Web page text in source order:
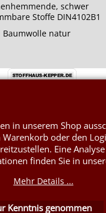
schwer
Stoffe DIN4102B1
Baumwolle natur
erstellt mit ShopFactory Shop Software.
in unserem Shop
oder den
Eine
finden Sie in
Mehr Details ...
Kenntnis genommen